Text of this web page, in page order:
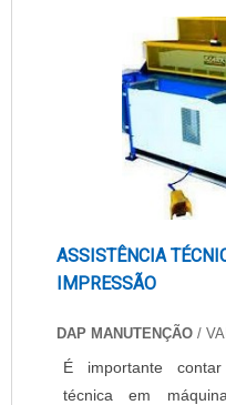
ASSISTÊNCIA
IMPRESSÃO
DAP MANUTENÇÃO /
É importante
técnica em